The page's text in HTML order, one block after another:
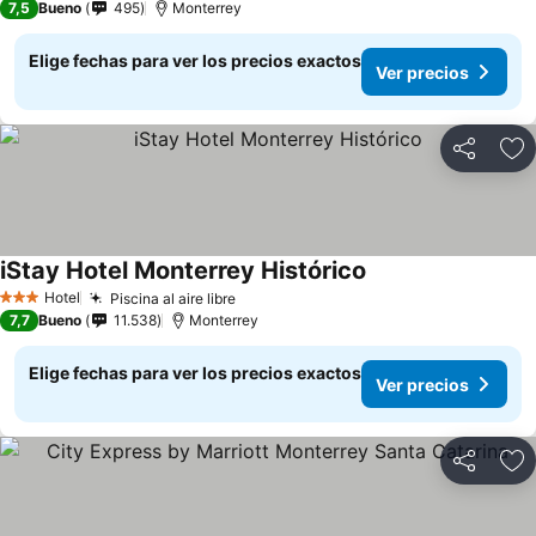
7,5 Bueno 495 Monterrey
Elige fechas para ver los precios exactos
Ver precios
Compartir
3 Estrellas
Hotel Piscina al aire libreVer precios
iStay Hotel Monterrey Histórico
7,7 Bueno 11.538 Monterrey
Elige fechas para ver los precios exactos
Ver precios
Compartir